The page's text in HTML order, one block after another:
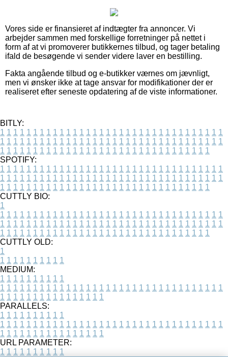
Vores side er finansieret af indtægter fra annoncer. Vi
arbejder sammen med forskellige forretninger på nettet i
form af at vi promoverer butikkernes tilbud, og tager betaling
ifald de besøgende vi sender videre laver en bestilling.
Fakta angående tilbud og e-butikker værnes om jævnligt,
men vi ønsker ikke at tage ansvar for modifikationer der er
realiseret efter seneste opdatering af de viste informationer.
BITLY:
1 1 1 1 1 1 1 1 1 1 1 1 1 1 1 1 1 1 1 1 1 1 1 1 1 1 1 1 1 1 1 1 1 1
1 1 1 1 1 1 1 1 1 1 1 1 1 1 1 1 1 1 1 1 1 1 1 1 1 1 1 1 1 1 1 1 1 1
1 1 1 1 1 1 1 1 1 1 1 1 1 1 1 1 1 1 1 1 1 1 1 1 1 1 1 1 1 1 1 1
SPOTIFY:
1 1 1 1 1 1 1 1 1 1 1 1 1 1 1 1 1 1 1 1 1 1 1 1 1 1 1 1 1 1 1 1 1 1
1 1 1 1 1 1 1 1 1 1 1 1 1 1 1 1 1 1 1 1 1 1 1 1 1 1 1 1 1 1 1 1 1 1
1 1 1 1 1 1 1 1 1 1 1 1 1 1 1 1 1 1 1 1 1 1 1 1 1 1 1 1 1 1 1 1
CUTTLY BIO:
1
1 1 1 1 1 1 1 1 1 1 1 1 1 1 1 1 1 1 1 1 1 1 1 1 1 1 1 1 1 1 1 1 1 1
1 1 1 1 1 1 1 1 1 1 1 1 1 1 1 1 1 1 1 1 1 1 1 1 1 1 1 1 1 1 1 1 1 1
1 1 1 1 1 1 1 1 1 1 1 1 1 1 1 1 1 1 1 1 1 1 1 1 1 1 1 1 1 1 1 1
CUTTLY OLD:
1
1 1 1 1 1 1 1 1 1 1
MEDIUM:
1 1 1 1 1 1 1 1 1 1
1 1 1 1 1 1 1 1 1 1 1 1 1 1 1 1 1 1 1 1 1 1 1 1 1 1 1 1 1 1 1 1 1 1
1 1 1 1 1 1 1 1 1 1 1 1 1 1 1 1
PARALLELS:
1 1 1 1 1 1 1 1 1 1
1 1 1 1 1 1 1 1 1 1 1 1 1 1 1 1 1 1 1 1 1 1 1 1 1 1 1 1 1 1 1 1 1 1
1 1 1 1 1 1 1 1 1 1 1 1 1 1 1 1
URL PARAMETER:
1 1 1 1 1 1 1 1 1 1